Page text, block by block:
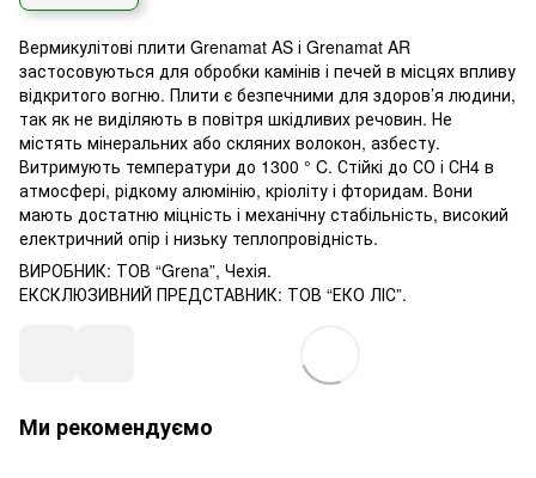
Вермикулітові плити Grenamat AS і Grenamat AR
застосовуються для обробки камінів і печей в місцях впливу
відкритого вогню. Плити є безпечними для здоров’я людини,
так як не виділяють в повітря шкідливих речовин. Не
містять мінеральних або скляних волокон, азбесту.
Витримують температури до 1300 ° C. Стійкі до СО і СН4 в
атмосфері, рідкому алюмінію, кріоліту і фторидам. Вони
мають достатню міцність і механічну стабільність, високий
електричний опір і низьку теплопровідність.
ВИРОБНИК: ТОВ “Grena”, Чехія.
ЕКСКЛЮЗИВНИЙ ПРЕДСТАВНИК: ТОВ “ЕКО ЛІС”.
Ми рекомендуємо